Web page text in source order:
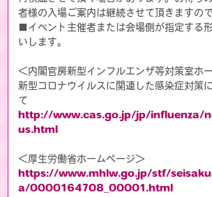
者様の入場ご案内は継続させて頂きますの
■イベント主催者または会場側が指定する
いします。
＜内閣官房新型インフルエンザ等対策室ホ
新型コロナウイルスに関連した感染症対策
て
http://www.cas.go.jp/jp/influenza/
us.html
＜厚生労働省ホームページ＞
https://www.mhlw.go.jp/stf/
a/0000164708_00001.html